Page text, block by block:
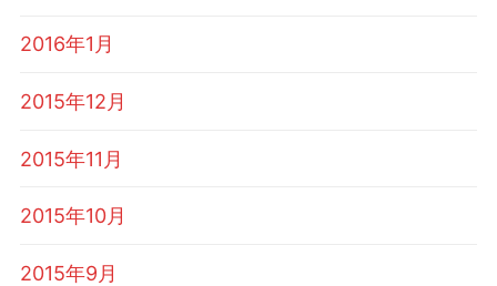
2016年1月
2015年12月
2015年11月
2015年10月
2015年9月